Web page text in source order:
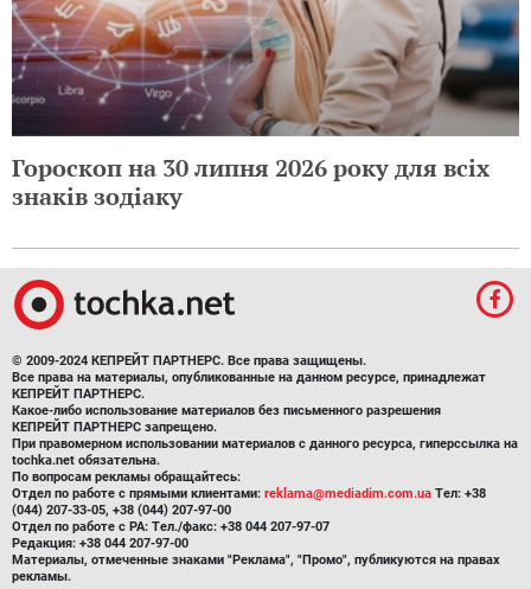
Гороскоп на 30 липня 2026 року для всіх
знаків зодіаку
© 2009-2024 КЕПРЕЙТ ПАРТНЕРС. Все права защищены.
Все права на материалы, опубликованные на данном ресурсе, принадлежат
КЕПРЕЙТ ПАРТНЕРС.
Какое-либо использование материалов без письменного разрешения
КЕПРЕЙТ ПАРТНЕРС запрещено.
При правомерном использовании материалов с данного ресурса, гиперссылка на
tochka.net обязательна.
По вопросам рекламы обращайтесь:
Отдел по работе с прямыми клиентами: reklama@mediadim.com.ua Тел: +38
(044) 207-33-05, +38 (044) 207-97-00
Отдел по работе с РА: Тел./факс: +38 044 207-97-07
Редакция: +38 044 207-97-00
Материалы, отмеченные знаками "Реклама", "Промо", публикуются на правах
рекламы.